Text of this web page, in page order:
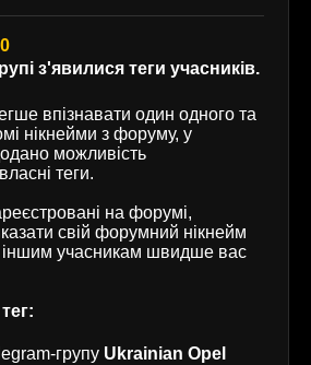
з'явилися теги учасників.
впізнавати один одного та
нікнейми з форуму, у
можливість
теги.
на форумі,
свій форумний нікнейм
учасникам швидше вас
групу Ukrainian Opel